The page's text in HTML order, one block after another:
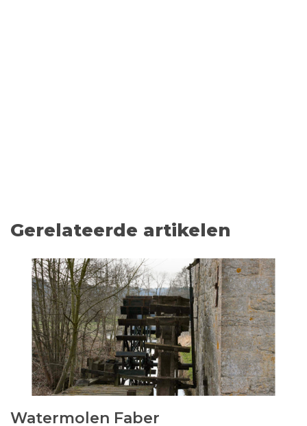
Gerelateerde artikelen
Watermolen Faber